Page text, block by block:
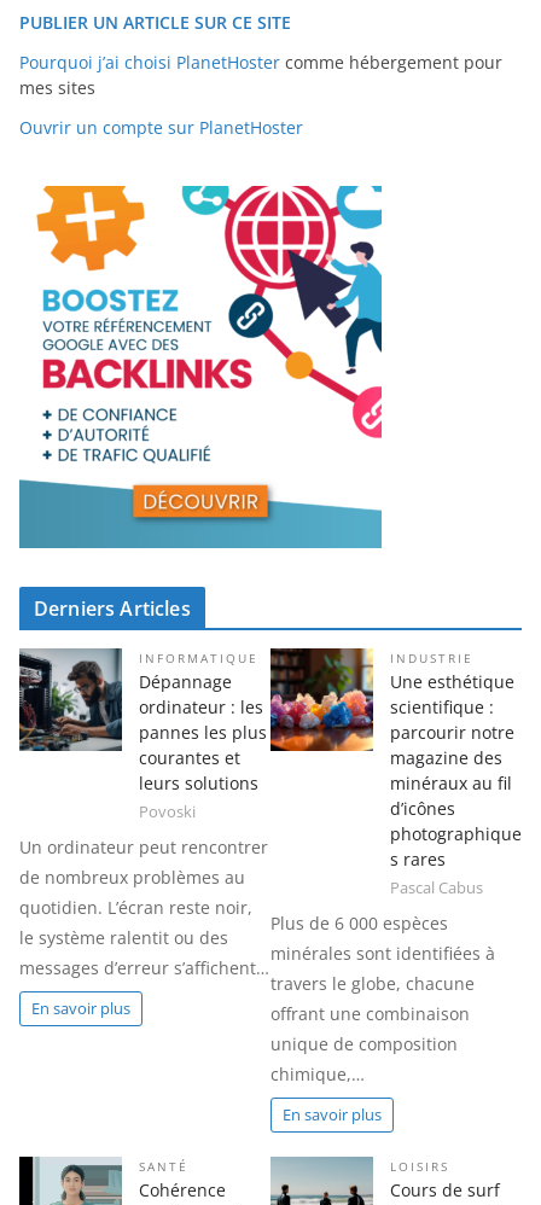
PUBLIER UN ARTICLE SUR CE SITE
Pourquoi j’ai choisi PlanetHoster comme hébergement pour
mes sites
Ouvrir un compte sur PlanetHoster
Derniers Articles
INFORMATIQUE
Dépannage
ordinateur : les
pannes les plus
courantes et
leurs solutions
Povoski
Un ordinateur peut rencontrer
de nombreux problèmes au
quotidien. L’écran reste noir,
le système ralentit ou des
messages d’erreur s’affichent…
En savoir plus
INDUSTRIE
Une esthétique
scientifique :
parcourir notre
magazine des
minéraux au fil
d’icônes
photographique
s rares
Pascal Cabus
Plus de 6 000 espèces
minérales sont identifiées à
travers le globe, chacune
offrant une combinaison
unique de composition
chimique,…
En savoir plus
SANTÉ
Cohérence
LOISIRS
Cours de surf